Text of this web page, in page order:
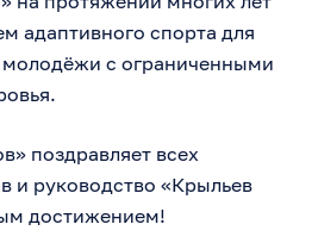
адаптивного спорта для
молодёжи с ограниченными
поздравляет всех
и руководство «Крыльев
достижением!